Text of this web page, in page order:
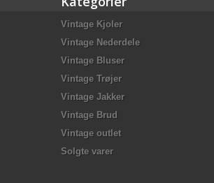
Vintage Kjoler
Vintage Nederdele
Vintage Bluser
Vintage Trøjer
Vintage Jakker
Vintage Brud
Vintage outlet
Solgte varer